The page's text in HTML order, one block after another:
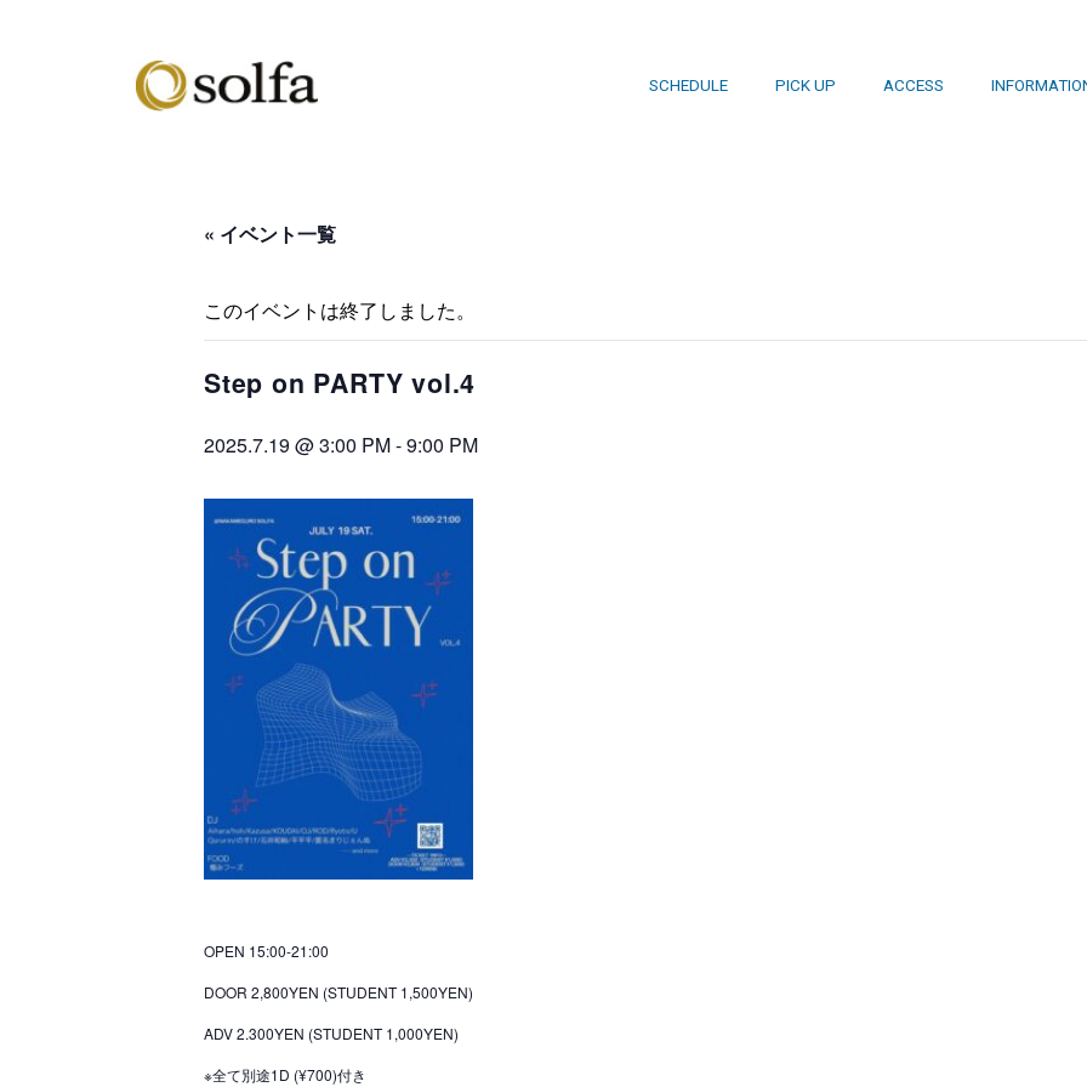
SCHEDULE PICK UP ACCESS
« イベント一覧
このイベントは終了しました。
Step on PARTY vol.4
2025.7.19 @ 3:00 PM-9:00 PM
OPEN 15:00-21:00
DOOR 2,800YEN (STUDENT 1,500YEN)
ADV 2.300YEN (STUDENT 1,000YEN)
※全て別途1D (¥700)付き